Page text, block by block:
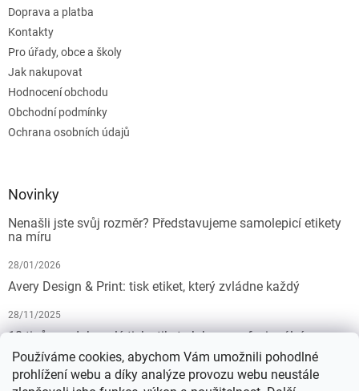
Používáme cookies, abychom Vám umožnili pohodlné
prohlížení webu a díky analýze provozu webu neustále
Doprava a platba
Kontakty
Pro úřady, obce a školy
Jak nakupovat
Hodnocení obchodu
Obchodní podmínky
Ochrana osobních údajů
Novinky
Nenašli jste svůj rozměr? Představujeme samolepicí etikety
na míru
28/01/2026
Avery Design & Print: tisk etiket, který zvládne každý
28/11/2025
10 tipů pro dokonalý tisk etiket: Jak na profesionální
výsledek bez starostí
19/07/2025